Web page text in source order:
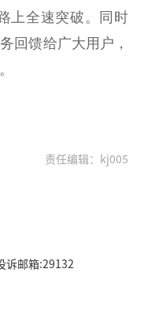
上全速突破。同时
回馈给广大用户，
责任编辑：kj005
诉邮箱:29132